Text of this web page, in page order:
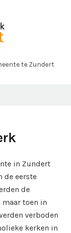
te Zundert
in Zundert
de eerste
de
toen in
verboden
kerken in